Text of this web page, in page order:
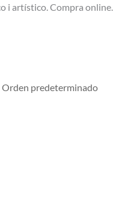
i artístico. Compra online.